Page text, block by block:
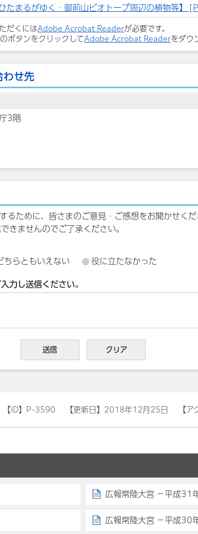
たまるがゆく・御前山ビオトープ周辺の植物等】
だくにはAdobe Acrobat Readerが必要です。
ボタンをクリックしてAdobe Acrobat Readerをダウ
わせ先
3階
るために、皆さまのご意見・ご感想をお聞かせく
きませんのでご了承ください。
ちらともいえない 役に立たなかった
力し送信ください。
【ID】 P-3590 【更新日】 2018年12月25日 【ア
広報常陸大宮 －平成31
広報常陸大宮 －平成30